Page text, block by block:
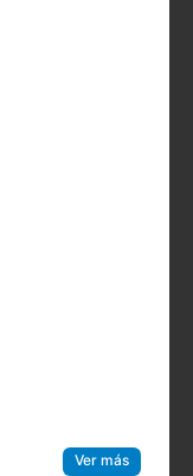
Ver más